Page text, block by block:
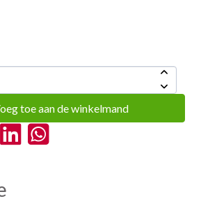
toe aan de winkelmand